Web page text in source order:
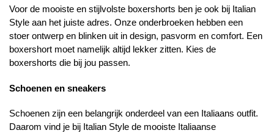
Voor de mooiste en stijlvolste boxershorts ben je ook bij Italian
Style aan het juiste adres. Onze onderbroeken hebben een
stoer ontwerp en blinken uit in design, pasvorm en comfort. Een
boxershort moet namelijk altijd lekker zitten. Kies de
boxershorts die bij jou passen.
Schoenen en sneakers
Schoenen zijn een belangrijk onderdeel van een Italiaans outfit.
Daarom vind je bij Italian Style de mooiste Italiaanse